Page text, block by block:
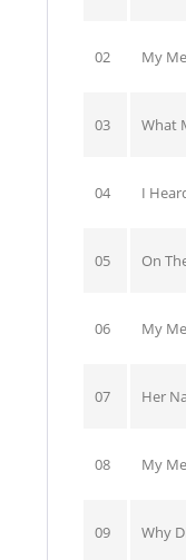
02 My
03 What
04 I
05 On
06 My
07 Her
08 My
09 Why